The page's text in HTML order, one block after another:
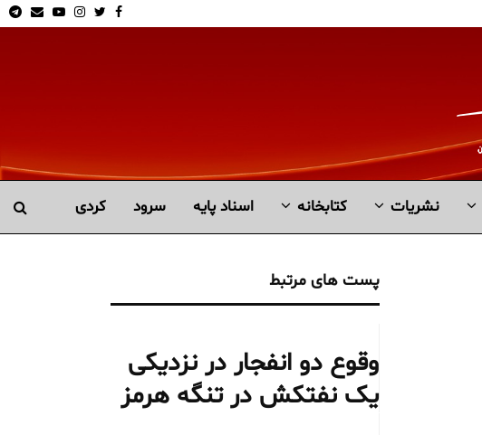
Facebook
Twitter
Instagram
Youtube
Email
نشریات کتابخانە اسناد پایه سرود کردی
پست های مرتبط
وقوع دو انفجار در نزدیکی
یک نفتکش در تنگه هرمز